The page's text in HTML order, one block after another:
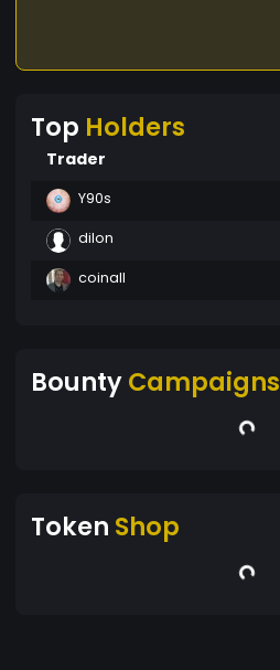
Top Holders
Trader
Y90s
dilon
coinall
BountyCampaigns
Token Shop